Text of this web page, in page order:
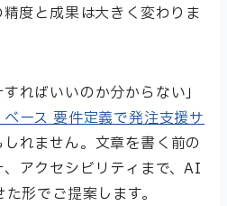
度と成果は大きく変わりま
ればいいのか分からない」
ース 要件定義で発注支援サ
れません。文章を書く前の
アクセシビリティまで、AI
形でご提案します。